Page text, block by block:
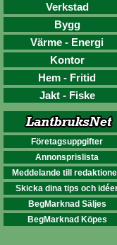
Verkstad
Bygg
Värme - Energi
Kontor
Hem - Fritid
Jakt - Fiske
Företagsuppgifter
Annonsprislista
Meddelande till
Skicka dina tips och
BegMarknad Säljes
BegMarknad Köpes